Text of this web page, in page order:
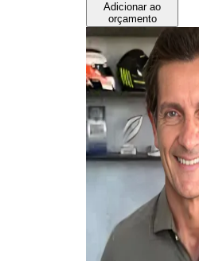
Adicionar ao
orçamento